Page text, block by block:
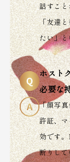
話すこ
「友達
たい」
ホスト
必要な
「顔写
許証、
効です
断りし